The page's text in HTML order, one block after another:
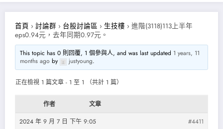
首頁 › 討論群 › 台股討論區 › 生技樓 › 進階(3118)113上半年
eps0.94元，去年同期0.97元。
This topic has 0 則回覆, 1 個參與人, and was last updated 1 years, 11
months ago by justyoung.
正在檢視 1 篇文章 - 1 至 1 （共計 1 篇）
作者
文章
2024 年 9 月 7 日 下午 9:05
#4411